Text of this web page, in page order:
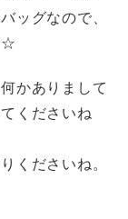
ッグなので、
☆
かありまして
くださいね
くださいね。